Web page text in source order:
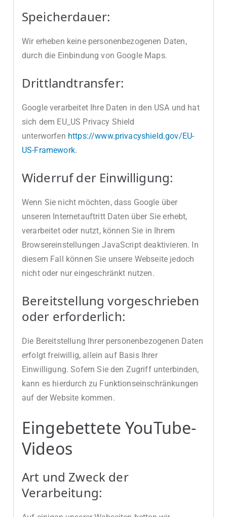
Speicherdauer:
Wir erheben keine personenbezogenen Daten,
durch die Einbindung von Google Maps.
Drittlandtransfer:
Google verarbeitet Ihre Daten in den USA und hat
sich dem EU_US Privacy Shield
unterworfen https://www.privacyshield.gov/EU-
US-Framework.
Widerruf der Einwilligung:
Wenn Sie nicht möchten, dass Google über
unseren Internetauftritt Daten über Sie erhebt,
verarbeitet oder nutzt, können Sie in Ihrem
Browsereinstellungen JavaScript deaktivieren. In
diesem Fall können Sie unsere Webseite jedoch
nicht oder nur eingeschränkt nutzen.
Bereitstellung vorgeschrieben
oder erforderlich:
Die Bereitstellung Ihrer personenbezogenen Daten
erfolgt freiwillig, allein auf Basis Ihrer
Einwilligung. Sofern Sie den Zugriff unterbinden,
kann es hierdurch zu Funktionseinschränkungen
auf der Website kommen.
Eingebettete YouTube-
Videos
Art und Zweck der
Verarbeitung: